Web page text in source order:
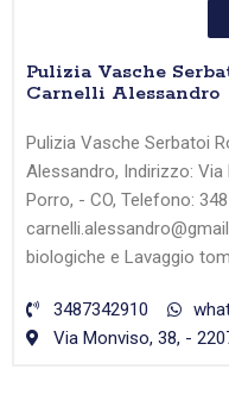
Pulizia Vasche
Carnelli Alessandro
Pulizia Vasche Serbatoi
Alessandro, Indirizzo:
Porro, - CO, Telefono:
biologiche e Lavaggio
3487342910
Via Monviso, 38, -